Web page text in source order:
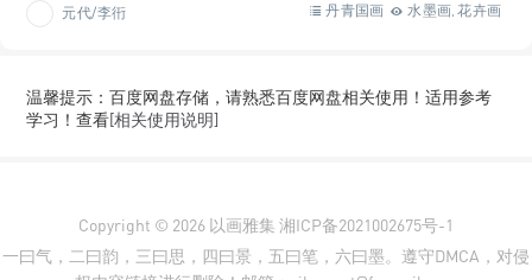
元代/李衎 水墨画 ,花卉画
丹青国画
温馨提示：百度网盘存储，请熟悉百度网盘相关使用！适用参考
学习！查看[相关使用说明]
Copyright © 2026 以画雅集 湘ICP备2021002675号-1
一曰气，二曰韵，三曰思，四曰景，五曰笔，六曰墨。遵守DMCA，对侵